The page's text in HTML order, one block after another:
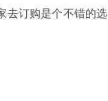
去订购是个不错的选